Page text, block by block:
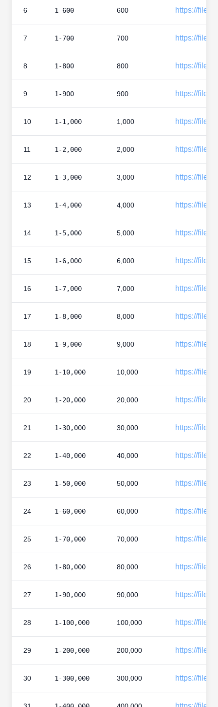
6 1-600 600 https://
7 1-700 700 https://
8 1-800 800 https://
9 1-900 900 https://
10 1-1,000 1,000 https://
11 1-2,000 2,000 https://
12 1-3,000 3,000 https://
13 1-4,000 4,000 https://
14 1-5,000 5,000 https://
15 1-6,000 6,000 https://
16 1-7,000 7,000 https://
17 1-8,000 8,000 https://
18 1-9,000 9,000 https://
19 1-10,000 10,000 https://
20 1-20,000 20,000 https://
21 1-30,000 30,000 https://
22 1-40,000 40,000 https://
23 1-50,000 50,000 https://
24 1-60,000 60,000 https://
25 1-70,000 70,000 https://
26 1-80,000 80,000 https://
27 1-90,000 90,000 https://
28 1-100,000 100,000 https://
29 1-200,000 200,000 https://
30 1-300,000 300,000 https://